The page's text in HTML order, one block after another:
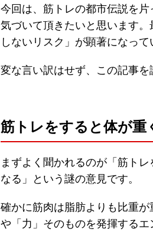
今回は、筋トレの都市伝説を
気づいて頂きたいと思います
しないリスク」が顕著になって
変な言い訳はせず、この記事を
筋トレをすると体が重
まずよく聞かれるのが「筋ト
なる」という謎の意見です。
確かに筋肉は脂肪よりも比重が
や「力」そのものを発揮するエ